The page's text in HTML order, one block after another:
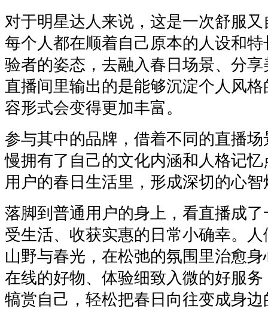
对于明星达人来说，这是一次舒服
每个人都在顺着自己原本的人设和
验者的姿态，去融入春日场景、分
直播间里输出的是能够沉淀个人风格
容形式会变得更加丰富。
参与其中的品牌，借着不同的直播
慢拥有了自己的文化内涵和人格记
用户的春日生活里，形成深切的心智
落脚到普通用户的身上，看直播成
受生活、收获实惠的日常小确幸。
山野与春光，在松弛的氛围里治愈
在线的好物、体验细致入微的好服
犒赏自己，轻松把春日向往变成身边